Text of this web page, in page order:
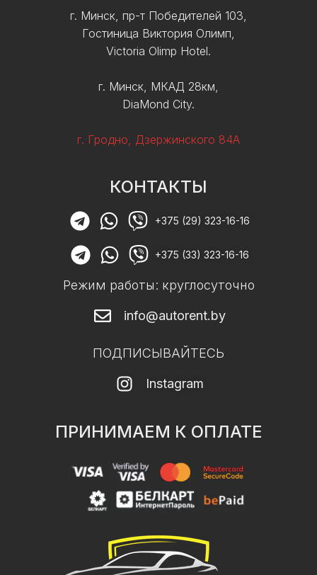
г. Минск, пр-т Победителей 103,
Гостиница Виктория Олимп,
Victoria Olimp Hotel.
г. Минск, МКАД 28км,
DiaMond City.
г. Гродно, Дзержинского 84А
КОНТАКТЫ
+375 (29) 323-16-16
+375 (33) 323-16-16
Режим работы: круглосуточно
info@autorent.by
ПОДПИСЫВАЙТЕСЬ
Instagram
ПРИНИМАЕМ К ОПЛАТЕ